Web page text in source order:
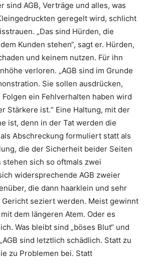
sind AGB, Verträge und alles, was
geregelt wird, schlicht
„Das sind Hürden, die
Kunden stehen“, sagt er. Hürden,
und keinem nutzen. Für ihn
verloren. „AGB sind im Grunde
Sie sollen ausdrücken,
ein Fehlverhalten haben wird
Stärkere ist.“ Eine Haltung, mit der
ist, denn in der Tat werden die
Abschreckung formuliert statt als
die der Sicherheit beider Seiten
stehen sich so oftmals zwei
widersprechende AGB zweier
die dann haarklein und sehr
seziert werden. Meist gewinnt
dem längeren Atem. Oder es
Was bleibt sind „böses Blut“ und
sind letztlich schädlich. Statt zu
zu Problemen bei. Statt